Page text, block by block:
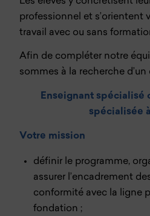
professionnel et s’orientent
travail avec ou sans
Afin de compléter notre
sommes à la recherche d’un
Enseignant spécialisé
spécialisée
Votre mission
définir le programme,
assurer l’encadrement
conformité avec la ligne
fondation ;